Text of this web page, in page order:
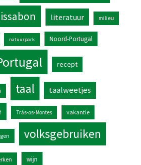
literatuur milieu
natuurpark Noord-Portugal
recept
taal taalweetjes
Trás-os-Montes vakantie
volksgebruiken
wijn